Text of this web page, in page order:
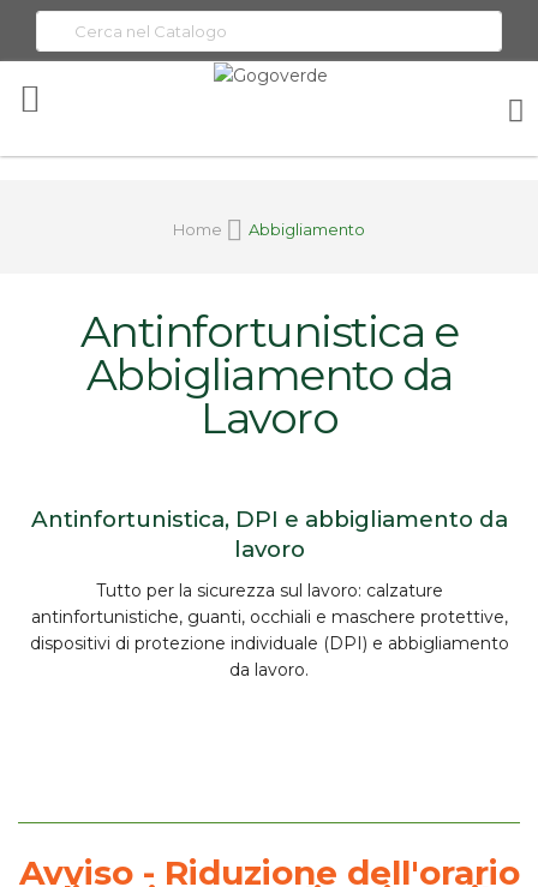
Home Abbigliamento
Antinfortunistica e
Abbigliamento da
Lavoro
Antinfortunistica, DPI e abbigliamento da
lavoro
Tutto per la sicurezza sul lavoro: calzature
antinfortunistiche, guanti, occhiali e maschere protettive,
dispositivi di protezione individuale (DPI) e abbigliamento
da lavoro.
Avviso - Riduzione dell'orario